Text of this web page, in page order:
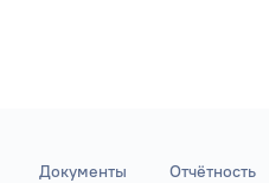
Документы Отчётность